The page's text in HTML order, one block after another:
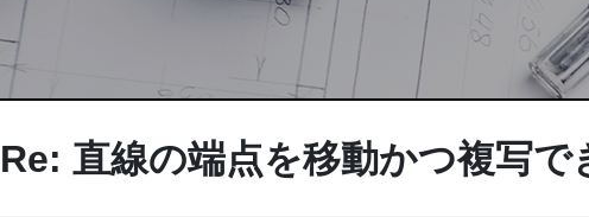
Re: 直線の端点を移動かつ複写で